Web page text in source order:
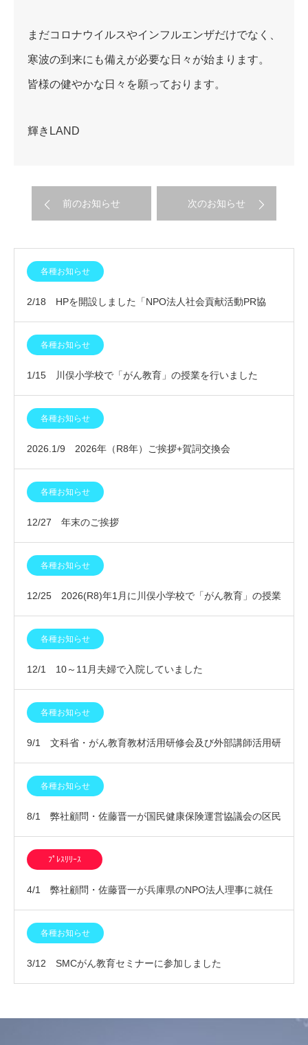
まだコロナウイルスやインフルエンザだけでなく、
寒波の到来にも備えが必要な日々が始まります。
皆様の健やかな日々を願っております。
輝きLAND
前のお知らせ 次のお知らせ
各種お知らせ
2/18 HPを開設しました「NPO法人社会貢献活動PR協
会」各種お知らせ
1/15 川俣小学校で「がん教育」の授業を行いました
各種お知らせ
2026.1/9 2026年（R8年）ご挨拶+賀詞交換会
各種お知らせ
12/27 年末のご挨拶
各種お知らせ
12/25 2026(R8)年1月に川俣小学校で「がん教育」の授業
を行います
各種お知らせ
12/1 10～11月夫婦で入院していました
各種お知らせ
9/1 文科省・がん教育教材活用研修会及び外部講師活用研
修会に参加しました
各種お知らせ
8/1 弊社顧問・佐藤晋一が国民健康保険運営協議会の区民
委員に委嘱されました
ﾌﾟﾚｽﾘﾘｰｽ
4/1 弊社顧問・佐藤晋一が兵庫県のNPO法人理事に就任
いたしました
各種お知らせ
3/12 SMCがん教育セミナーに参加しました